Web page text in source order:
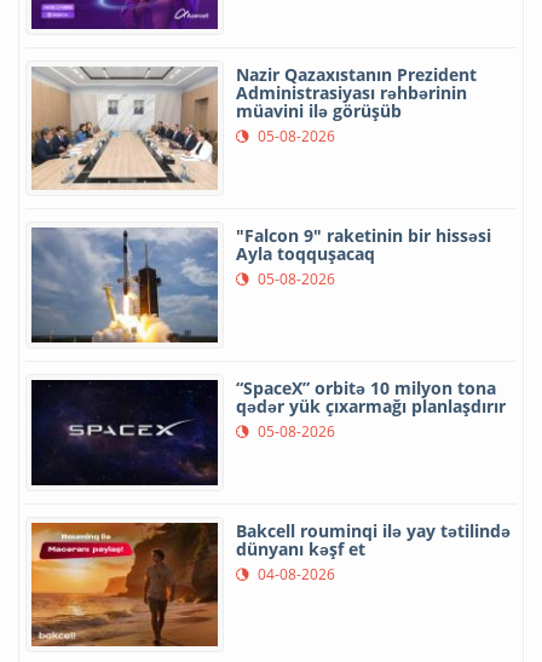
Nazir Qazaxıstanın Prezident
Administrasiyası rəhbərinin
müavini ilə görüşüb
05-08-2026
"Falcon 9" raketinin bir hissəsi
Ayla toqquşacaq
05-08-2026
“SpaceX” orbitə 10 milyon tona
qədər yük çıxarmağı planlaşdırır
05-08-2026
Bakcell rouminqi ilə yay tətilində
dünyanı kəşf et
04-08-2026